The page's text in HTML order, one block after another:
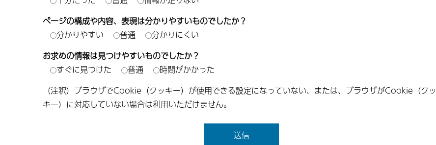
ページの構成や内容、表現は分かりやすいものでしたか？
分かりやすい
普通
分かりにくい
お求めの情報は見つけやすいものでしたか？
すぐに見つけた
普通
時間がかかった
（注釈）ブラウザでCookie（クッキー）が使用できる設定になっていない、または、ブラウザがCookie（クッ
キー）に対応していない場合は利用いただけません。